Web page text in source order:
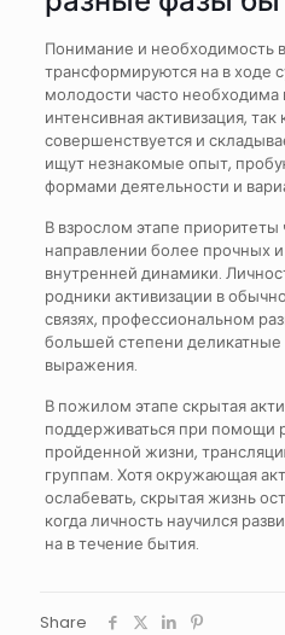
Понимание и необходимость
трансформируются на в ходе
молодости часто
интенсивная активизация,
совершенствуется и
ищут незнакомые опыт,
формами деятельности и
В взрослом этапе приоритеты
направлении более прочных
внутренней динамики.
родники активизации в
связях, профессиональном
большей степени
выражения.
В пожилом этапе скрытая
поддерживаться при помощи
пройденной жизни,
группам. Хотя окружающая
ослабевать, скрытая жизнь
когда личность научился
на в течение бытия.
Share